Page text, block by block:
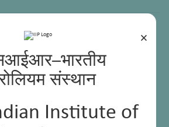
×
संस्थान
Institute of